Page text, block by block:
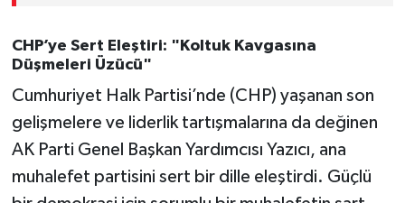
CHP’ye Sert Eleştiri: "Koltuk Kavgasına
Düşmeleri Üzücü"
Cumhuriyet Halk Partisi’nde (CHP) yaşanan son
gelişmelere ve liderlik tartışmalarına da değinen
AK Parti Genel Başkan Yardımcısı Yazıcı, ana
muhalefet partisini sert bir dille eleştirdi. Güçlü